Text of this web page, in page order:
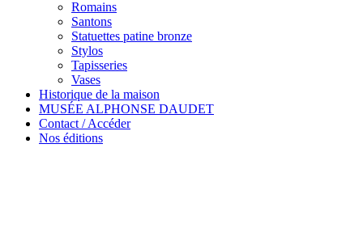
Romains
Santons
Statuettes patine bronze
Stylos
Tapisseries
Vases
Historique de la maison
MUSÉE ALPHONSE DAUDET
Contact / Accéder
Nos éditions